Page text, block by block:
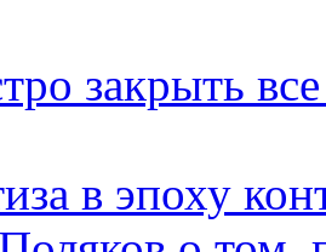
закрыть
в эпоху